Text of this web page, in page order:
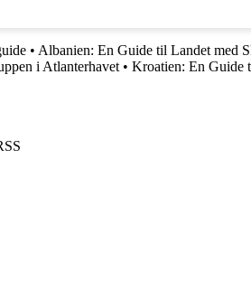
• Albanien: En Guide til Landet med
i Atlanterhavet • Kroatien: En Guide